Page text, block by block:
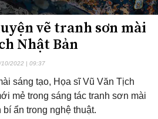
vẽ tranh sơn mài
Nhật Bản
2022 | 09:37
sáng tạo, Họa sĩ Vũ Văn Tịch
mẻ trong sáng tác tranh sơn mài
ẩn trong nghệ thuật.